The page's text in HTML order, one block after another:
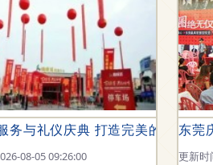
典体验
务与礼仪庆典 打造完美的一天
08-05 09:26:00
东莞
更新时